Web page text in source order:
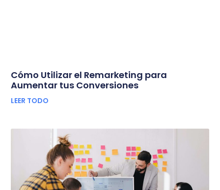
Cómo Utilizar el Remarketing para
Aumentar tus Conversiones
LEER TODO